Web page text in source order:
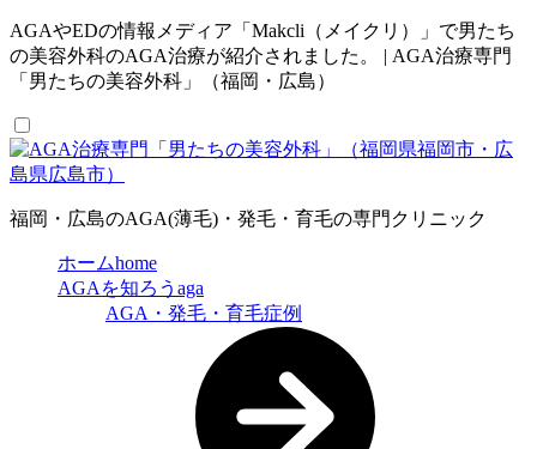
AGAやEDの情報メディア「Makcli（メイクリ）」で男たち
の美容外科のAGA治療が紹介されました。 | AGA治療専門
「男たちの美容外科」（福岡・広島）
福岡・広島のAGA(薄毛)・発毛・育毛の専門クリニック
ホームhome
AGAを知ろう aga
AGA・発毛・育毛症例